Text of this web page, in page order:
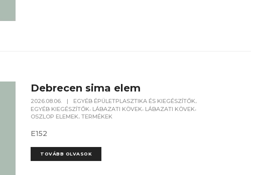
Debrecen sima elem
2026.08.06. | EGYÉB ÉPÜLETPLASZTIKA ÉS KIEGÉSZÍTŐK,
EGYÉB KIEGÉSZÍTŐK, LÁBAZATI KÖVEK, LÁBAZATI KÖVEK,
OSZLOP ELEMEK ,TERMÉKEK
E152
TOVÁBB OLVASOK